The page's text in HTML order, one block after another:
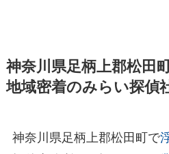
神奈川県足柄上郡松田
地域密着のみらい探偵
神奈川県足柄上郡松田町で